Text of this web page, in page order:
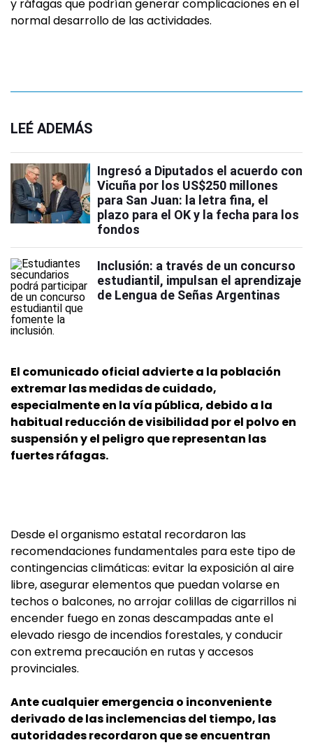
y ráfagas que podrían generar complicaciones en el
normal desarrollo de las actividades.
LEÉ ADEMÁS
Ingresó a Diputados el acuerdo con
Vicuña por los US$250 millones
para San Juan: la letra fina, el
plazo para el OK y la fecha para los
fondos
Inclusión: a través de un concurso
estudiantil, impulsan el aprendizaje
de Lengua de Señas Argentinas
El comunicado oficial advierte a la población
extremar las medidas de cuidado,
especialmente en la vía pública, debido a la
habitual reducción de visibilidad por el polvo en
suspensión y el peligro que representan las
fuertes ráfagas.
Desde el organismo estatal recordaron las
recomendaciones fundamentales para este tipo de
contingencias climáticas: evitar la exposición al aire
libre, asegurar elementos que puedan volarse en
techos o balcones, no arrojar colillas de cigarrillos ni
encender fuego en zonas descampadas ante el
elevado riesgo de incendios forestales, y conducir
con extrema precaución en rutas y accesos
provinciales.
Ante cualquier emergencia o inconveniente
derivado de las inclemencias del tiempo, las
autoridades recordaron que se encuentran